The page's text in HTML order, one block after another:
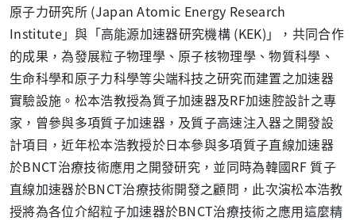
原子力研究所 (Japan Atomic Energy Research
Institute」與「高能源加速器研究機構 (KEK)」，共同合作
的成果，為發展粒子物理學、原子核物理學、物質科學、
生命科學和原子力科學等尖端科技之研究而建置之加速器
實驗設施。松本浩教授為質子加速器及RF加速腔設計之專
家，曾參與多項質子加速器，及質子高速注入器之開發設
計項目，近年松本浩教授於日本參與多項質子直線加速器
於BNCT治療技術應用之開發研究，並同時為韓國RF 質子
直線加速器於BNCT治療技術開發之顧問，此次演松本浩教
授將為各位介紹粒子加速器於BNCT治療技術之應用這麼精